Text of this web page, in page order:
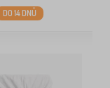
DO 14 DNŮ